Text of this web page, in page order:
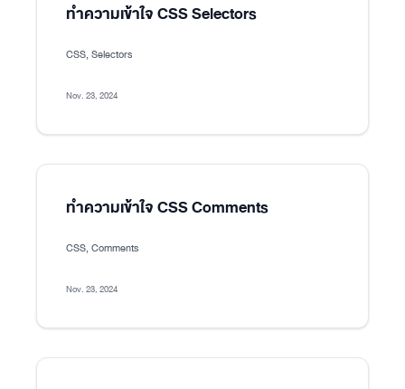
ทำความเข้าใจ CSS Selectors
CSS, Selectors
Nov. 23, 2024
ทำความเข้าใจ CSS Comments
CSS, Comments
Nov. 23, 2024